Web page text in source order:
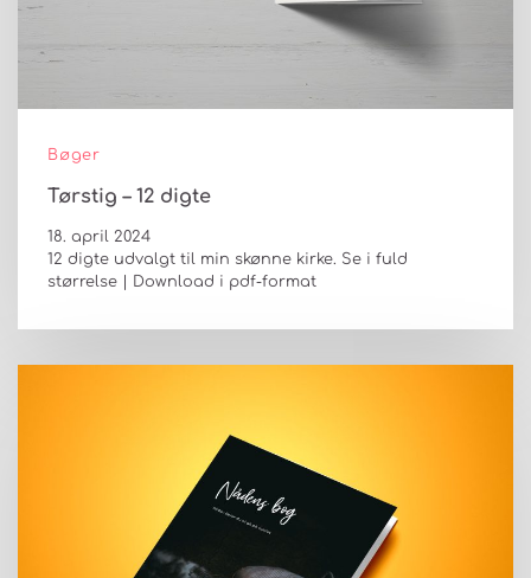
Bøger
Tørstig – 12 digte
18. april 2024
12 digte udvalgt til min skønne kirke. Se i fuld
størrelse | Download i pdf-format